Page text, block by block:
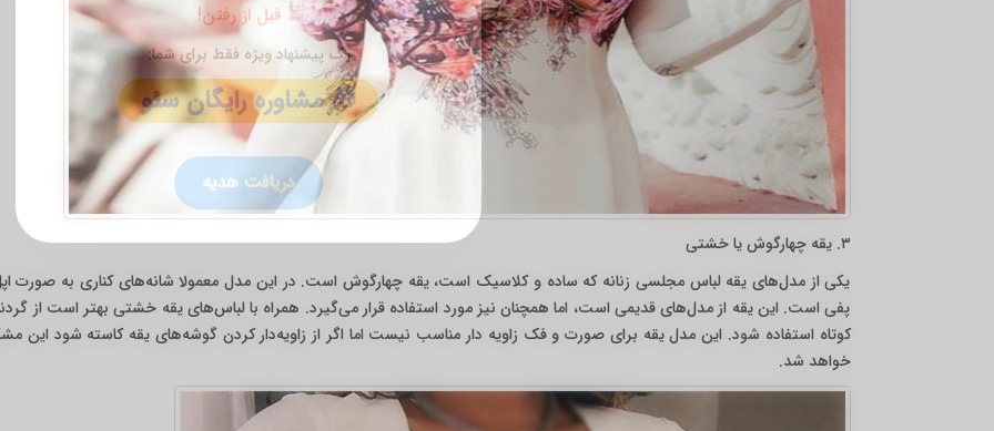
✕ ⏳ قبل از رفتن!
یک پیشنهاد ویژه فقط برای شما:
🎁 مشاوره رایگان سئو
دریافت هدیه
۳. یقه چهارگوش یا خشتی
یکی از مدل‌های یقه لباس مجلسی زنانه که ساده و کلاسیک است، یقه چهارگوش است. در این مدل معمولا شانه‌های کناری به صورت
پفی است. این یقه از مدل‌های قدیمی است، اما همچنان نیز مورد استفاده قرار می‌گیرد. همراه با لباس‌های یقه خشتی بهتر است از
کوتاه استفاده شود. این مدل یقه برای صورت و فک زاویه دار مناسب نیست اما اگر از زاویه‌دار کردن گوشه‌های یقه کاسته شود این
خواهد شد.